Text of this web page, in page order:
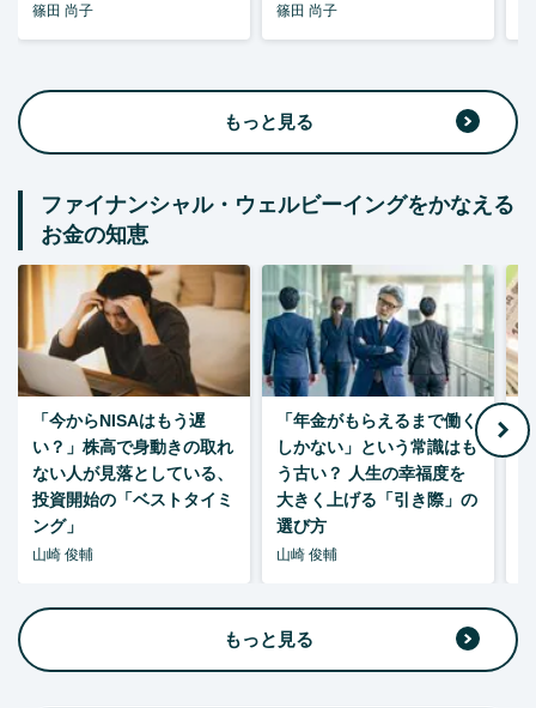
篠田 尚子 篠田 尚子
もっと見る
ファイナンシャル・ウェルビーイングをかなえる
お金の知恵
「今からNISAはもう遅
い？」株高で身動きの取れ
ない人が見落としている、
投資開始の「ベストタイミ
ング」
山崎 俊輔
「年金がもらえるまで働く
しかない」という常識はも
う古い？ 人生の幸福度を
大きく上げる「引き際」の
選び方
山崎 俊輔
もっと見る